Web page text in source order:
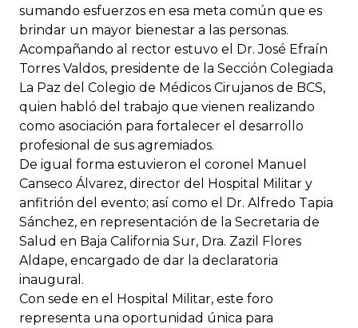
sumando esfuerzos en esa meta común que es
brindar un mayor bienestar a las personas.
Acompañando al rector estuvo el Dr. José Efraín
Torres Valdos, presidente de la Sección Colegiada
La Paz del Colegio de Médicos Cirujanos de BCS,
quien habló del trabajo que vienen realizando
como asociación para fortalecer el desarrollo
profesional de sus agremiados.
De igual forma estuvieron el coronel Manuel
Canseco Álvarez, director del Hospital Militar y
anfitrión del evento; así como el Dr. Alfredo Tapia
Sánchez, en representación de la Secretaria de
Salud en Baja California Sur, Dra. Zazil Flores
Aldape, encargado de dar la declaratoria
inaugural.
Con sede en el Hospital Militar, este foro
representa una oportunidad única para